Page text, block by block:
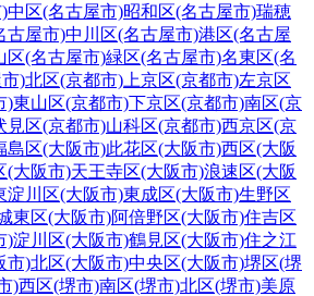
中区(名古屋市)昭和区(名古屋市)瑞穂
古屋市)中川区(名古屋市)港区(名古屋
区(名古屋市)緑区(名古屋市)名東区(名
)北区(京都市) 上京区(京都市)左京区
)東山区(京都市)下京区(京都市)南区(京
見区(京都市)山科区(京都市)西京区(京
島区(大阪市)此花区(大阪市)西区(大阪
(大阪市)天王寺区(大阪市)浪速区(大阪
淀川区(大阪市)東成区(大阪市)生野区
東区(大阪市)阿倍野区(大阪市)住吉区
)淀川区(大阪市)鶴見区(大阪市)住之江
市)北区(大阪市)中央区(大阪市)堺区(堺
)西区(堺市)南区(堺市)北区(堺市)美原